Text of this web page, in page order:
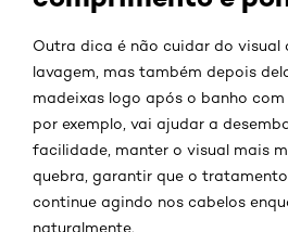
Outra dica é não cuidar do visual
lavagem, mas também depois
madeixas logo após o banho com
por exemplo, vai ajudar a
facilidade, manter o visual mais
quebra, garantir que o
continue agindo nos cabelos
naturalmente.